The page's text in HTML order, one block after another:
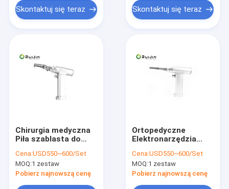
Produkty
Wycieczka po fabryce
Skontaktuj się teraz Skontaktuj się teraz
Chirurgia medyczna
Piła szablasta do
mostkowa
Cena:USD550~600/Set
MOQ:1 zestaw
Pobierz najnowszą cenę
Ortopedyczne
Elektronarzędzia
Oscylacyjna NI-MH
Ortopedyczna
Cena:USD550~600/Set
MOQ:1 zestaw
Pobierz najnowszą cenę